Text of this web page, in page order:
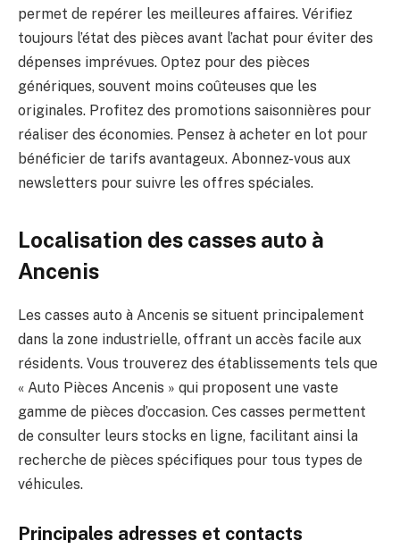
permet de repérer les meilleures affaires. Vérifiez
toujours l’état des pièces avant l’achat pour éviter des
dépenses imprévues. Optez pour des pièces
génériques, souvent moins coûteuses que les
originales. Profitez des promotions saisonnières pour
réaliser des économies. Pensez à acheter en lot pour
bénéficier de tarifs avantageux. Abonnez-vous aux
newsletters pour suivre les offres spéciales.
Localisation des casses auto à
Ancenis
Les casses auto à Ancenis se situent principalement
dans la zone industrielle, offrant un accès facile aux
résidents. Vous trouverez des établissements tels que
« Auto Pièces Ancenis » qui proposent une vaste
gamme de pièces d’occasion. Ces casses permettent
de consulter leurs stocks en ligne, facilitant ainsi la
recherche de pièces spécifiques pour tous types de
véhicules.
Principales adresses et contacts